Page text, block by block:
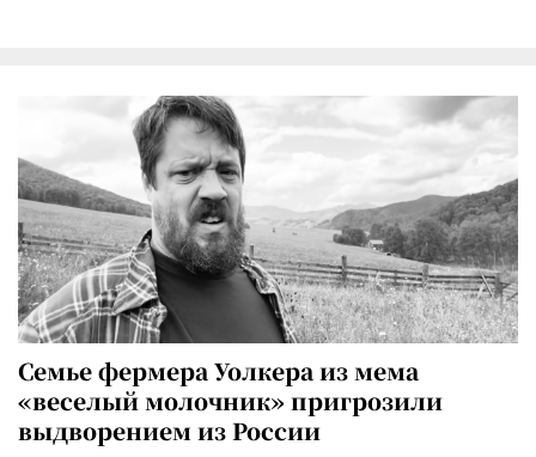
Семье фермера Уолкера из мема
«веселый молочник» пригрозили
выдворением из России